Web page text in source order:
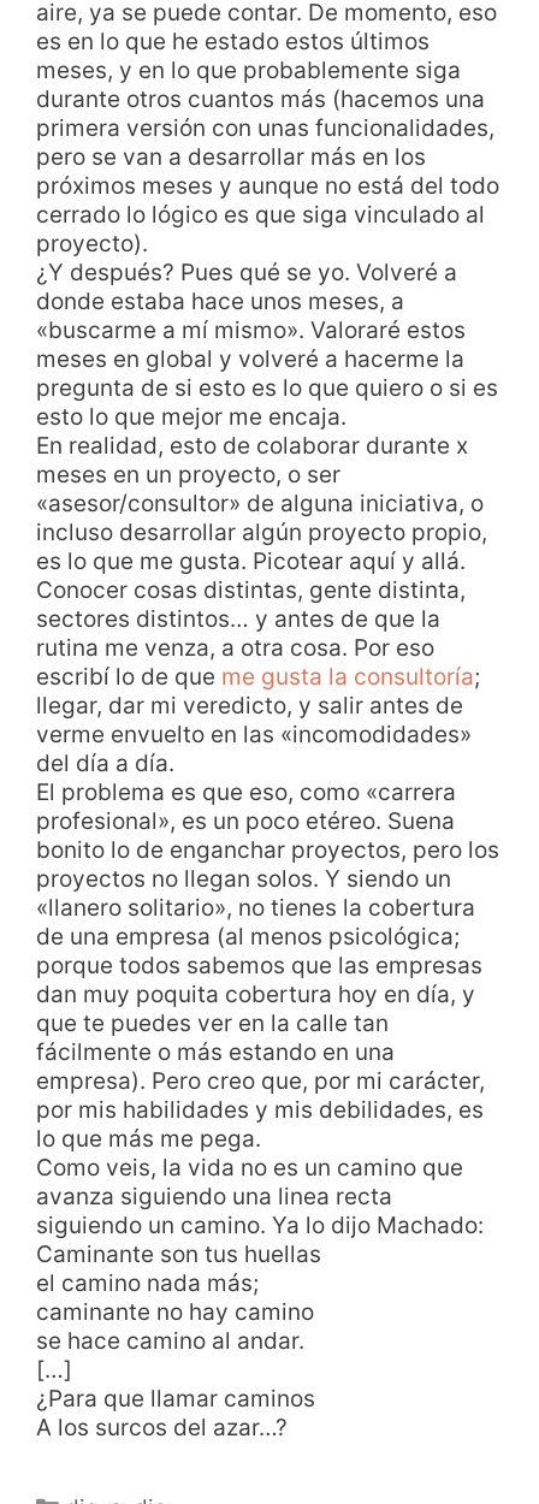
aire, ya se puede contar. De momento, eso
es en lo que he estado estos últimos
meses, y en lo que probablemente siga
durante otros cuantos más (hacemos una
primera versión con unas funcionalidades,
pero se van a desarrollar más en los
próximos meses y aunque no está del todo
cerrado lo lógico es que siga vinculado al
proyecto).
¿Y después? Pues qué se yo. Volveré a
donde estaba hace unos meses, a
«buscarme a mí mismo». Valoraré estos
meses en global y volveré a hacerme la
pregunta de si esto es lo que quiero o si es
esto lo que mejor me encaja.
En realidad, esto de colaborar durante x
meses en un proyecto, o ser
«asesor/consultor» de alguna iniciativa, o
incluso desarrollar algún proyecto propio,
es lo que me gusta. Picotear aquí y allá.
Conocer cosas distintas, gente distinta,
sectores distintos… y antes de que la
rutina me venza, a otra cosa. Por eso
escribí lo de que me gusta la consultoría;
llegar, dar mi veredicto, y salir antes de
verme envuelto en las «incomodidades»
del día a día.
El problema es que eso, como «carrera
profesional», es un poco etéreo. Suena
bonito lo de enganchar proyectos, pero los
proyectos no llegan solos. Y siendo un
«llanero solitario», no tienes la cobertura
de una empresa (al menos psicológica;
porque todos sabemos que las empresas
dan muy poquita cobertura hoy en día, y
que te puedes ver en la calle tan
fácilmente o más estando en una
empresa). Pero creo que, por mi carácter,
por mis habilidades y mis debilidades, es
lo que más me pega.
Como veis, la vida no es un camino que
avanza siguiendo una linea recta
siguiendo un camino. Ya lo dijo Machado:
Caminante son tus huellas
el camino nada más;
caminante no hay camino
se hace camino al andar.
[…]
¿Para que llamar caminos
A los surcos del azar…?